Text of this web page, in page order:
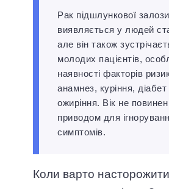
Рак підшлункової
виявляється у людей
але він також
молодих пацієнтів,
наявності факторів
анамнез, куріння, діабет
ожиріння. Вік не
приводом для
симптомів.
Коли варто